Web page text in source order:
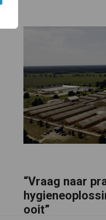
“Vraag naar
ooit”